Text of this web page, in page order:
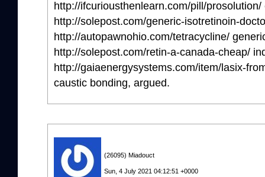
http://ifcuriousthenlearn.com/pill/
http://solepost.com/generic-isotretinoin-
http://autopawnohio.com/tetracycline/
http://solepost.com/retin-a-canada-cheap/
http://gaiaenergysystems.com/item/lasix-
caustic bonding, argued.
(26095) Miadouct
Sun, 4 July 2021 04:12:51 +0000